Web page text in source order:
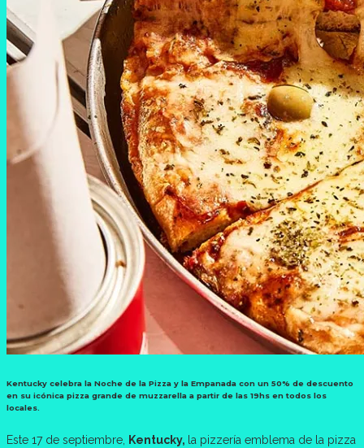
Kentucky celebra la Noche de la Pizza y la Empanada con un 50% de descuento
en su icónica pizza grande de muzzarella a partir de las 19hs en todos los
locales.
Este 17 de septiembre, Kentucky, la pizzería emblema de la pizza